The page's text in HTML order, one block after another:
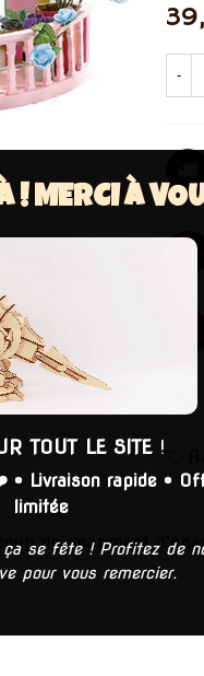
-
de sentiment
! MERCI À
TOUT LE SITE!
• Livraison rapide•
limitée
se fête ! Profitez de
pour vous remercier.